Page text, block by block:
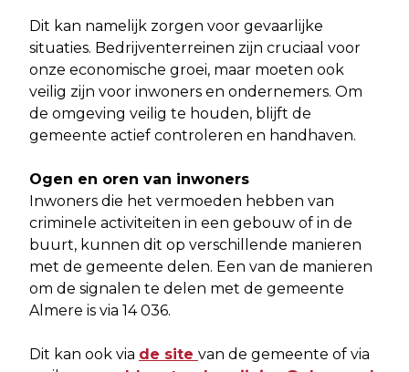
Dit kan namelijk zorgen voor gevaarlijke
situaties. Bedrijventerreinen zijn cruciaal voor
onze economische groei, maar moeten ook
veilig zijn voor inwoners en ondernemers. Om
de omgeving veilig te houden, blijft de
gemeente actief controleren en handhaven.
Ogen en oren van inwoners
Inwoners die het vermoeden hebben van
criminele activiteiten in een gebouw of in de
buurt, kunnen dit op verschillende manieren
met de gemeente delen. Een van de manieren
om de signalen te delen met de gemeente
Almere is via 14 036.
Dit kan ook via de site van de gemeente of via